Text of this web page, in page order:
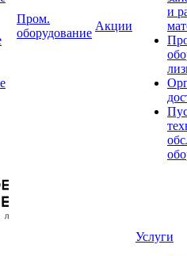
Пром.
оборудование
Акции
и
Услуги